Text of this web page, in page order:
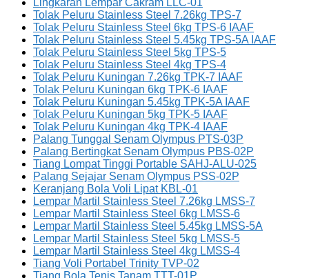
Lingkaran Lempar Cakram LLC-01
Tolak Peluru Stainless Steel 7.26kg TPS-7
Tolak Peluru Stainless Steel 6kg TPS-6 IAAF
Tolak Peluru Stainless Steel 5.45kg TPS-5A IAAF
Tolak Peluru Stainless Steel 5kg TPS-5
Tolak Peluru Stainless Steel 4kg TPS-4
Tolak Peluru Kuningan 7.26kg TPK-7 IAAF
Tolak Peluru Kuningan 6kg TPK-6 IAAF
Tolak Peluru Kuningan 5.45kg TPK-5A IAAF
Tolak Peluru Kuningan 5kg TPK-5 IAAF
Tolak Peluru Kuningan 4kg TPK-4 IAAF
Palang Tunggal Senam Olympus PTS-03P
Palang Bertingkat Senam Olympus PBS-02P
Tiang Lompat Tinggi Portable SAHJ-ALU-025
Palang Sejajar Senam Olympus PSS-02P
Keranjang Bola Voli Lipat KBL-01
Lempar Martil Stainless Steel 7.26kg LMSS-7
Lempar Martil Stainless Steel 6kg LMSS-6
Lempar Martil Stainless Steel 5.45kg LMSS-5A
Lempar Martil Stainless Steel 5kg LMSS-5
Lempar Martil Stainless Steel 4kg LMSS-4
Tiang Voli Portabel Trinity TVP-02
Tiang Bola Tenis Tanam TTT-01P